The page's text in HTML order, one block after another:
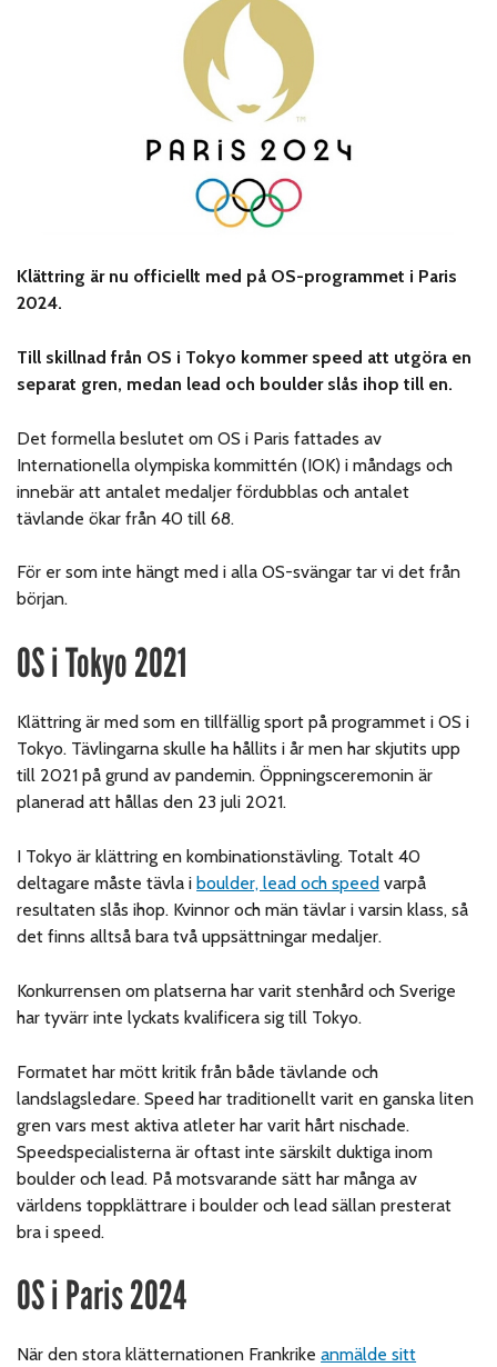
Klättring är nu officiellt med på OS-programmet i Paris
2024.
Till skillnad från OS i Tokyo kommer speed att utgöra en
separat gren, medan lead och boulder slås ihop till en.
Det formella beslutet om OS i Paris fattades av
Internationella olympiska kommittén (IOK) i måndags och
innebär att antalet medaljer fördubblas och antalet
tävlande ökar från 40 till 68.
För er som inte hängt med i alla OS-svängar tar vi det från
början.
OS i Tokyo 2021
Klättring är med som en tillfällig sport på programmet i OS i
Tokyo. Tävlingarna skulle ha hållits i år men har skjutits upp
till 2021 på grund av pandemin. Öppningsceremonin är
planerad att hållas den 23 juli 2021.
I Tokyo är klättring en kombinationstävling. Totalt 40
deltagare måste tävla iboulder, lead och speed varpå
resultaten slås ihop. Kvinnor och män tävlar i varsin klass, så
det finns alltså bara två uppsättningar medaljer.
Konkurrensen om platserna har varit stenhård och Sverige
har tyvärr inte lyckats kvalificera sig till Tokyo.
Formatet har mött kritik från både tävlande och
landslagsledare. Speed har traditionellt varit en ganska liten
gren vars mest aktiva atleter har varit hårt nischade.
Speedspecialisterna är oftast inte särskilt duktiga inom
boulder och lead. På motsvarande sätt har många av
världens toppklättrare i boulder och lead sällan presterat
bra i speed.
OS i Paris 2024
När den stora klätternationen Frankrikeanmälde sitt